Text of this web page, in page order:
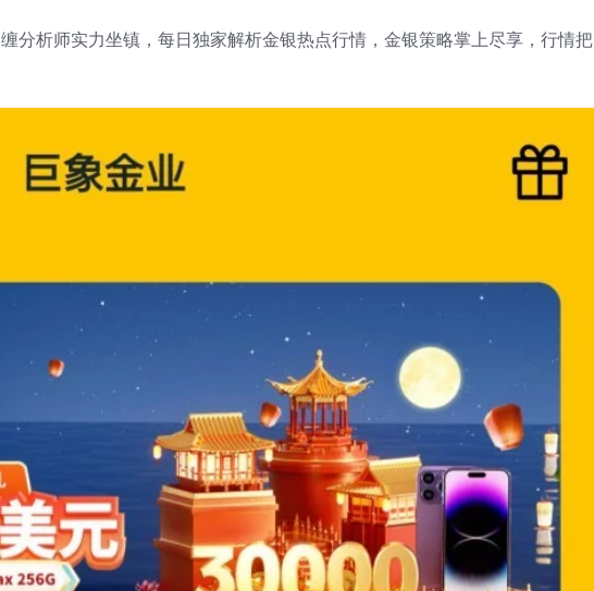
分析师实力坐镇，每日独家解析金银热点行情，金银策略掌上尽享，行情把